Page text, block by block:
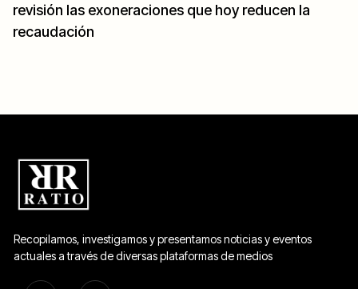
revisión las exoneraciones que hoy reducen la
recaudación
Recopilamos, investigamos y presentamos noticias y eventos
actuales a través de diversas plataformas de medios